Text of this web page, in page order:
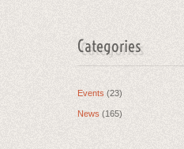
Categories
Events (23)
News (165)